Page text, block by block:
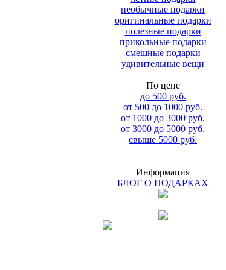
необычные подарки
оригинальные подарки
полезные подарки
прикольные подарки
смешные подарки
удивительные вещи
По цене
до 500 руб.
от 500 до 1000 руб.
от 1000 до 3000 руб.
от 3000 до 5000 руб.
свыше 5000 руб.
Информация
БЛОГ О ПОДАРКАХ